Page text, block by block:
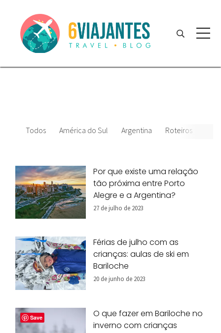
Todos América do Sul Argentina Roteiros
Por que existe uma relação
tão próxima entre Porto
Alegre e a Argentina?
27 de julho de 2023
Férias de julho com as
crianças: aulas de ski em
Bariloche
20 de junho de 2023
O que fazer em Bariloche no
inverno com crianças
Save